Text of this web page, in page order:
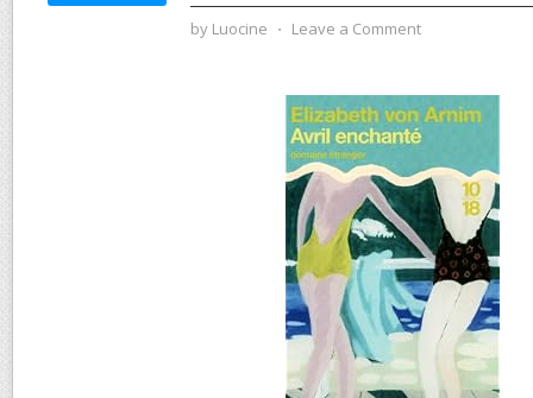
by Luocine ⋅ Leave a Comment